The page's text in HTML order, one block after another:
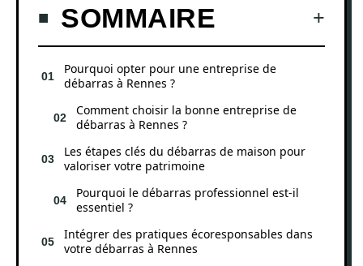
SOMMAIRE
Pourquoi opter pour une entreprise de
débarras à Rennes ?
Comment choisir la bonne entreprise de
débarras à Rennes ?
Les étapes clés du débarras de maison pour
valoriser votre patrimoine
Pourquoi le débarras professionnel est-il
essentiel ?
Intégrer des pratiques écoresponsables dans
votre débarras à Rennes